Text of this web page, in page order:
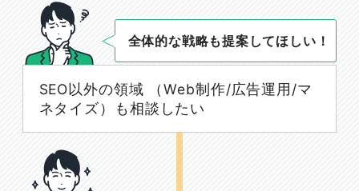
全体的な戦略も提案してほしい！
SEO以外の領域 （Web制作/広告運用/マ
ネタイズ）も相談したい